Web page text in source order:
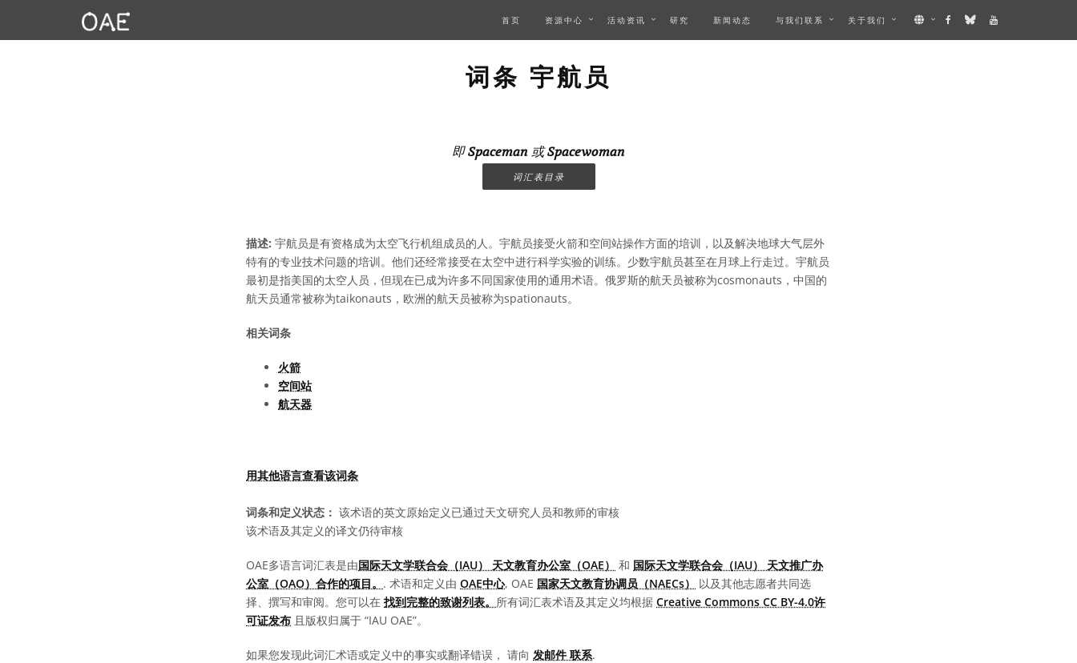
首页 资源中心 活动资讯 研究 新闻动态 与我们联系 关于我们
词条 宇航员
即Spaceman 或Spacewoman
词汇表目录
描述: 宇航员是有资格成为太空飞行机组成员的人。宇航员接受火箭和空间站操作方面的培训，以及解决地球大气层外
特有的专业技术问题的培训。他们还经常接受在太空中进行科学实验的训练。少数宇航员甚至在月球上行走过。宇航员
最初是指美国的太空人员，但现在已成为许多不同国家使用的通用术语。俄罗斯的航天员被称为cosmonauts，中国的
航天员通常被称为taikonauts，欧洲的航天员被称为spationauts。
相关词条
火箭
空间站
航天器
用其他语言查看该词条
词条和定义状态： 该术语的英文原始定义已通过天文研究人员和教师的审核
该术语及其定义的译文仍待审核
OAE多语言词汇表是由国际天文学联合会（IAU） 天文教育办公室（OAE） 和 国际天文学联合会（IAU） 天文推广办
公室（OAO）合作的项目。 . 术语和定义由 OAE中心, OAE 国家天文教育协调员（NAECs）
以及其他志愿者共同选
择、撰写和审阅。您可以在 找到完整的致谢列表。 所有词汇表术语及其定义均根据 Creative Commons CC BY-4.0许
可证发布 且版权归属于 “IAU OAE”。
如果您发现此词汇术语或定义中的事实或翻译错误， 请向 发邮件 联系.